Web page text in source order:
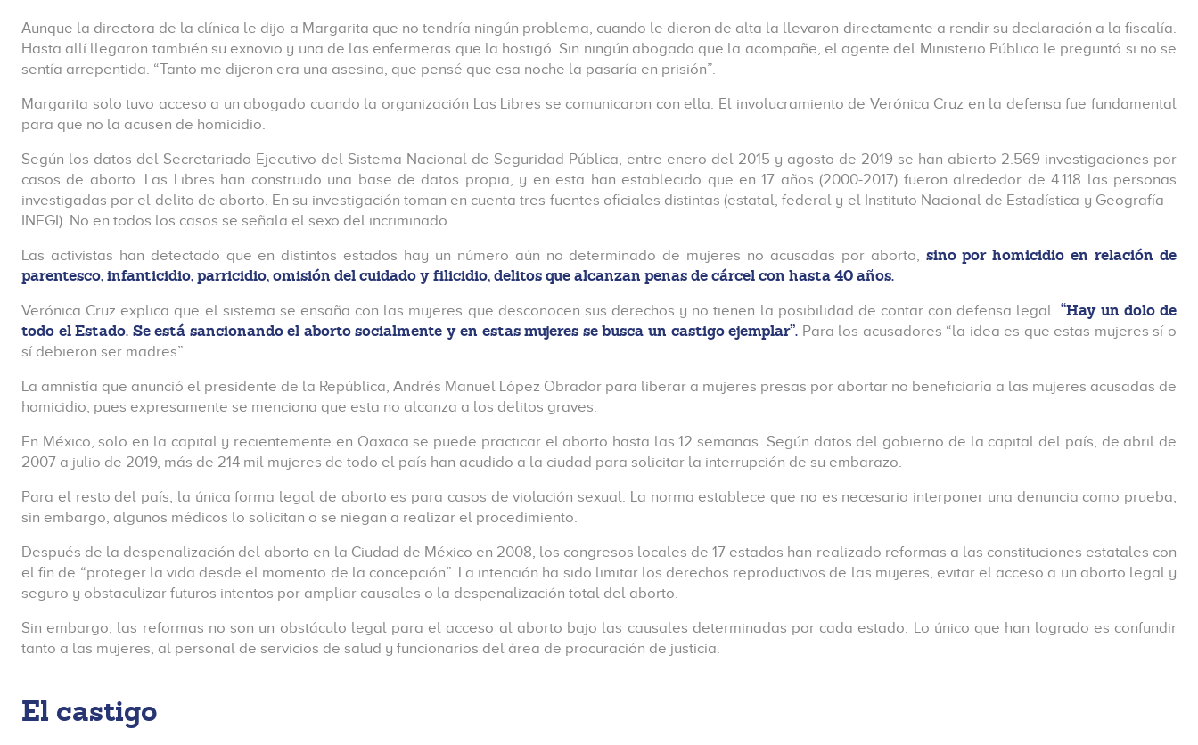
Aunque la directora de la clínica le dijo a Margarita que no tendría ningún problema, cuando le dieron de alta la llevaron directamente a rendir su declaración a la fiscalía.
Hasta allí llegaron también su exnovio y una de las enfermeras que la hostigó. Sin ningún abogado que la acompañe, el agente del Ministerio Público le preguntó si no se
sentía arrepentida. “Tanto me dijeron era una asesina, que pensé que esa noche la pasaría en prisión”.
Margarita solo tuvo acceso a un abogado cuando la organización Las Libres se comunicaron con ella. El involucramiento de Verónica Cruz en la defensa fue fundamental
para que no la acusen de homicidio.
Según los datos del Secretariado Ejecutivo del Sistema Nacional de Seguridad Pública, entre enero del 2015 y agosto de 2019 se han abierto 2.569 investigaciones por
casos de aborto. Las Libres han construido una base de datos propia, y en esta han establecido que en 17 años (2000-2017) fueron alrededor de 4.118 las personas
investigadas por el delito de aborto. En su investigación toman en cuenta tres fuentes oficiales distintas (estatal, federal y el Instituto Nacional de Estadística y Geografía –
INEGI). No en todos los casos se señala el sexo del incriminado.
Las activistas han detectado que en distintos estados hay un número aún no determinado de mujeres no acusadas por aborto, sino por homicidio en relación de
parentesco, infanticidio, parricidio, omisión del cuidado y filicidio, delitos que alcanzan penas de cárcel con hasta 40 años.
Verónica Cruz explica que el sistema se ensaña con las mujeres que desconocen sus derechos y no tienen la posibilidad de contar con defensa legal. “Hay un dolo de
todo el Estado. Se está sancionando el aborto socialmente y en estas mujeres se busca un castigo ejemplar”. Para los acusadores “la idea es que estas mujeres sí o
sí debieron ser madres”.
La amnistía que anunció el presidente de la República, Andrés Manuel López Obrador para liberar a mujeres presas por abortar no beneficiaría a las mujeres acusadas de
homicidio, pues expresamente se menciona que esta no alcanza a los delitos graves.
En México, solo en la capital y recientemente en Oaxaca se puede practicar el aborto hasta las 12 semanas. Según datos del gobierno de la capital del país, de abril de
2007 a julio de 2019, más de 214 mil mujeres de todo el país han acudido a la ciudad para solicitar la interrupción de su embarazo.
Para el resto del país, la única forma legal de aborto es para casos de violación sexual. La norma establece que no es necesario interponer una denuncia como prueba,
sin embargo, algunos médicos lo solicitan o se niegan a realizar el procedimiento.
Después de la despenalización del aborto en la Ciudad de México en 2008, los congresos locales de 17 estados han realizado reformas a las constituciones estatales con
el fin de “proteger la vida desde el momento de la concepción”. La intención ha sido limitar los derechos reproductivos de las mujeres, evitar el acceso a un aborto legal y
seguro y obstaculizar futuros intentos por ampliar causales o la despenalización total del aborto.
Sin embargo, las reformas no son un obstáculo legal para el acceso al aborto bajo las causales determinadas por cada estado. Lo único que han logrado es confundir
tanto a las mujeres, al personal de servicios de salud y funcionarios del área de procuración de justicia.
El castigo